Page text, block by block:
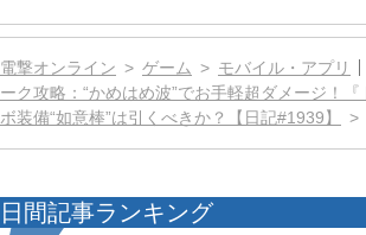
電撃オンライン ゲーム モバイル・アプリ
ーク攻略：“かめはめ波”でお手軽超ダメージ！
ボ装備“如意棒”は引くべきか？【日記#1939】
日間記事ランキング